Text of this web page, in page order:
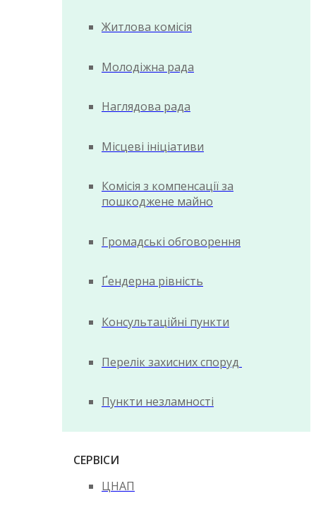
Житлова комісія
Молодіжна рада
Наглядова рада
Місцеві ініціативи
Комісія з компенсації за
пошкоджене майно
Громадські обговорення
Ґендерна рівність
Консультаційні пункти
Перелік захисних споруд
Пункти незламності
СЕРВІСИ
ЦНАП